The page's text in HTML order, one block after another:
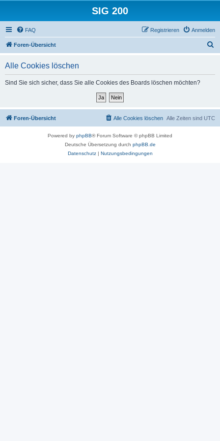
SIG 200
FAQ Anmelden
Registrieren
Foren-Übersicht
Alle Cookies löschen
Sind Sie sich sicher, dass Sie alle Cookies des Boards löschen möchten?
Foren-Übersicht Alle Zeiten sind UTC
Alle Cookies löschen
Powered by phpBB® Forum Software © phpBB Limited
Deutsche Übersetzung durch phpBB.de
Datenschutz| Nutzungsbedingungen